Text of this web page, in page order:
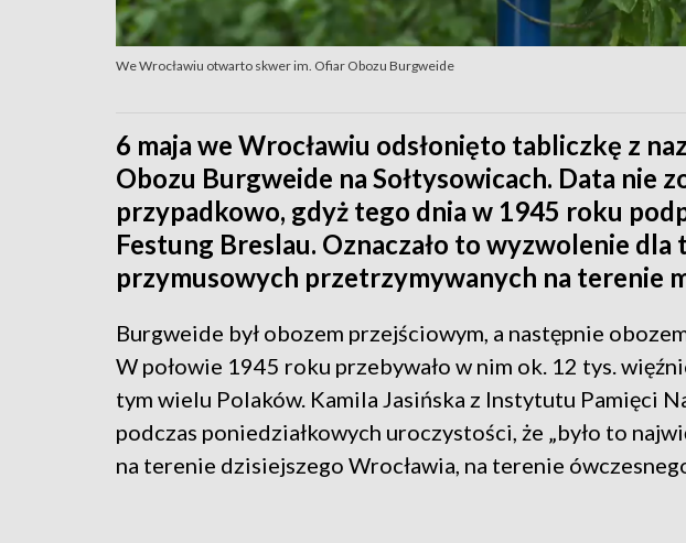
We Wrocławiu otwarto skwer im. Ofiar Obozu Burgweide
6 maja we Wrocławiu odsłonięto tabliczkę z
Obozu Burgweide na Sołtysowicach. Data nie
przypadkowo, gdyż tego dnia w 1945 roku
Festung Breslau. Oznaczało to wyzwolenie
przymusowych przetrzymywanych na terenie
Burgweide był obozem przejściowym, a następnie
W połowie 1945 roku przebywało w nim ok. 12 tys.
tym wielu Polaków. Kamila Jasińska z Instytutu Pamięci
podczas poniedziałkowych uroczystości, że „było to
na terenie dzisiejszego Wrocławia, na terenie